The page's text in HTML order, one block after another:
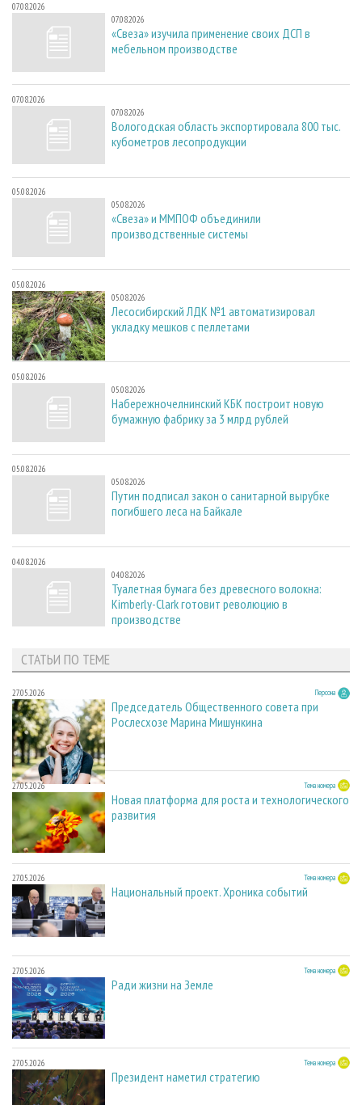
07.08.2026
07.08.2026
«Свеза» изучила применение своих ДСП в
мебельном производстве
07.08.2026
07.08.2026
Вологодская область экспортировала 800 тыс.
кубометров лесопродукции
05.08.2026
05.08.2026
«Свеза» и ММПОФ объединили
производственные системы
05.08.2026
05.08.2026
Лесосибирский ЛДК №1 автоматизировал
укладку мешков с пеллетами
05.08.2026
05.08.2026
Набережночелнинский КБК построит новую
бумажную фабрику за 3 млрд рублей
05.08.2026
05.08.2026
Путин подписал закон о санитарной вырубке
погибшего леса на Байкале
04.08.2026
04.08.2026
Туалетная бумага без древесного волокна:
Kimberly-Clark готовит революцию в
производстве
СТАТЬИ ПО ТЕМЕ
27.05.2026 Персона
Председатель Общественного совета при
Рослесхозе Марина Мишункина
27.05.2026 Тема номера
Новая платформа для роста и технологического
развития
27.05.2026 Тема номера
Национальный проект. Хроника событий
27.05.2026 Тема номера
Ради жизни на Земле
27.05.2026 Тема номера
Президент наметил стратегию